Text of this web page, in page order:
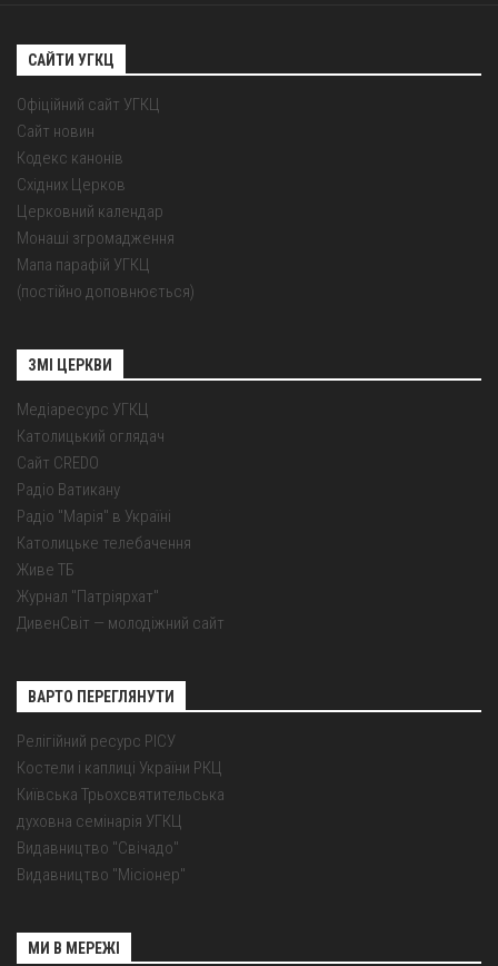
САЙТИ УГКЦ
Офіційний сайт УГКЦ
Сайт новин
Кодекс канонів
Східних Церков
Церковний календар
Монаші згромадження
Мапа парафій УГКЦ
(постійно доповнюється)
ЗМІ ЦЕРКВИ
Медіаресурс УГКЦ
Католицький оглядач
Сайт CREDO
Радіо Ватикану
Радіо "Марія" в Україні
Католицьке телебачення
Живе ТБ
Журнал "Патріярхат"
ДивенСвіт — молодіжний сайт
ВАРТО ПЕРЕГЛЯНУТИ
Релігійний ресурс РІСУ
Костели і каплиці України РКЦ
Київська Трьохсвятительська
духовна семінарія УГКЦ
Видавництво "Свічадо"
Видавництво "Місіонер"
МИ В МЕРЕЖІ